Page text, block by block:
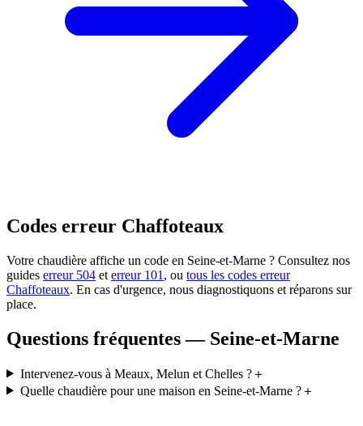
Codes erreur Chaffoteaux
Votre chaudière affiche un code en Seine-et-Marne ? Consultez nos
guides erreur 504 et erreur 101 , ou tous les codes erreur
Chaffoteaux. En cas d'urgence, nous diagnostiquons et réparons sur
place.
Questions fréquentes — Seine-et-Marne
Intervenez-vous à Meaux, Melun et Chelles ?＋
Quelle chaudière pour une maison en Seine-et-Marne ?＋